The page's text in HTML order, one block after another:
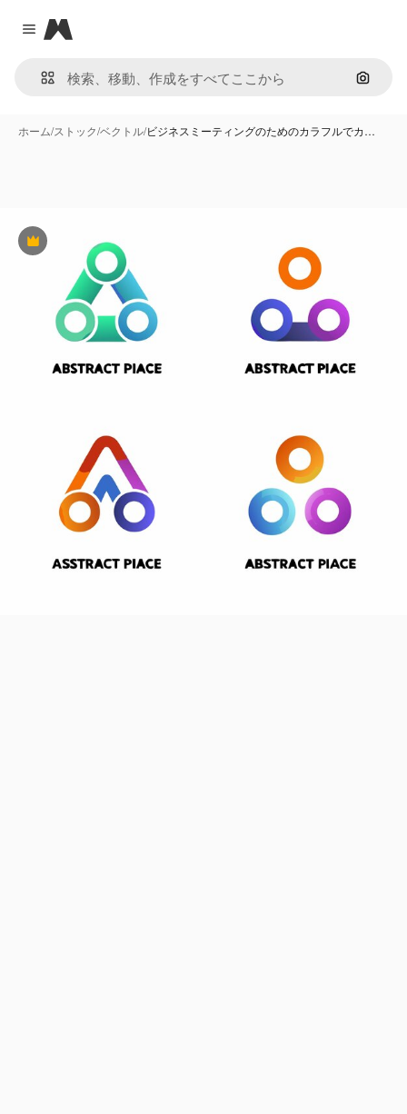
Close menu
Magnific
画像で
ホーム/ストック/ベクトル/ビジネスミーティングのためのカラフルでカ…
Premium